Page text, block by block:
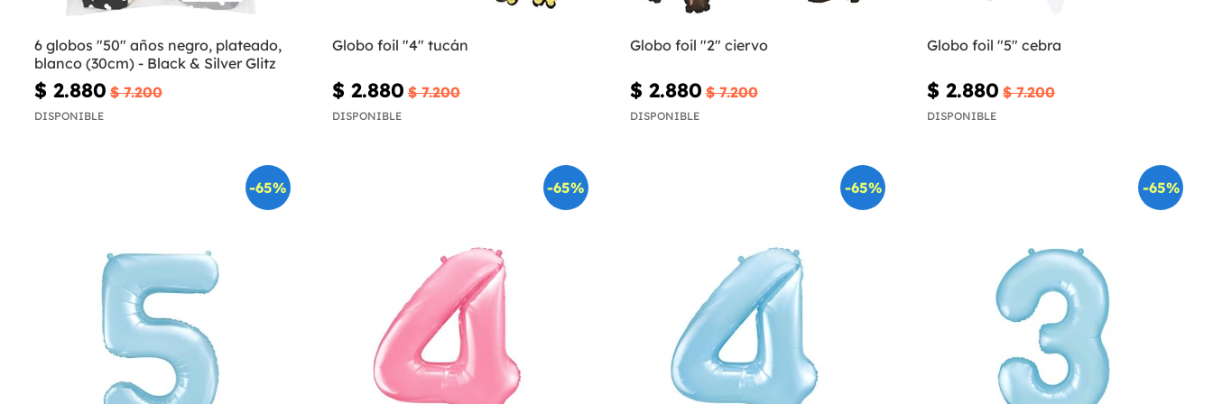
6 globos "50" años negro, plateado,
blanco (30cm) - Black & Silver Glitz
$ 2.880 $ 7.200
DISPONIBLE
Globo foil "4" tucán
$ 2.880 $ 7.200
DISPONIBLE
Globo foil "2" ciervo
$ 2.880 $ 7.200
DISPONIBLE
Globo foil "5" cebra
$ 2.880 $ 7.200
DISPONIBLE
-65% -65% -65% -65%